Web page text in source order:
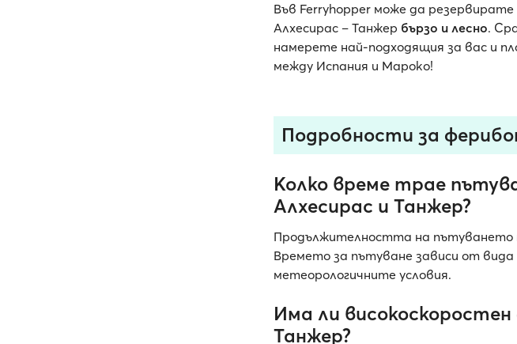
Във Ferryhopper може да
Алхесирас – Танжер бързо и лесно.
намерете най-подходящия за вас и
между Испания и Мароко!
Подробности за
Колко време трае
Алхесирас и Танжер?
Продължителността на пътуването
Времето за пътуване зависи от
метеорологичните условия.
Има ли
Танжер?